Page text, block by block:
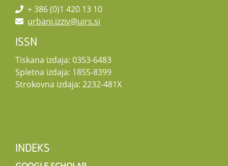
+ 386 (0)1 420 13 10
urbani.izziv@uirs.si
ISSN
Tiskana izdaja: 0353-6483
Spletna izdaja: 1855-8399
Strokovna izdaja: 2232-481X
INDEKS